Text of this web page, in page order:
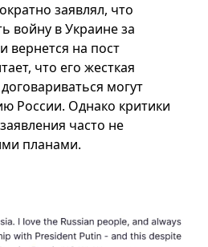
заявлял, что
войну в Украине за
вернется на пост
что его жесткая
могут
России. Однако критики
часто не
планами.